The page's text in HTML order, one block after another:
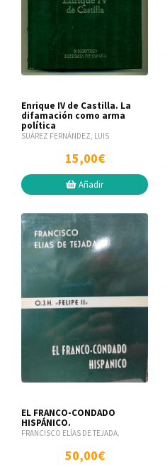
Enrique IV de Castilla. La
difamación como arma
política
SUÁREZ FERNÁNDEZ, LUIS
15,00€
Añadir
EL FRANCO-CONDADO
HISPÁNICO.
FRANCISCO ELÍAS DE TEJADA.
50,00€